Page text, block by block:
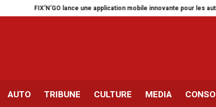
FIX’N’GO lance une application mobile innovante pour les automobilistes
AUTO TRIBUNE CULTURE MEDIA CONSO